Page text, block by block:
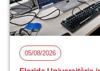
05/08/2026